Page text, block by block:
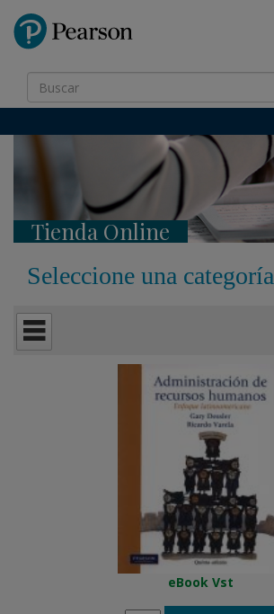
Tienda Online
Seleccione una categoría
eBook Vst